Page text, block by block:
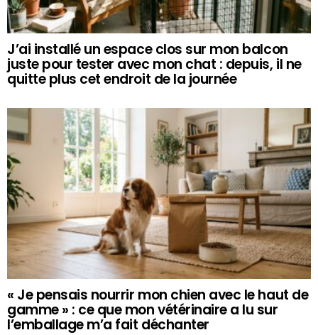
J’ai installé un espace clos sur mon balcon
juste pour tester avec mon chat : depuis, il ne
quitte plus cet endroit de la journée
« Je pensais nourrir mon chien avec le haut de
gamme » : ce que mon vétérinaire a lu sur
l’emballage m’a fait déchanter